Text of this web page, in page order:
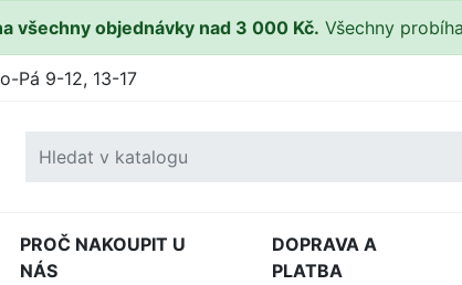
všechny objednávky nad 3 000 Kč. Všechny
Pá 9-12, 13-17
PROČ NAKOUPIT U
NÁS
DOPRAVA A
PLATBA